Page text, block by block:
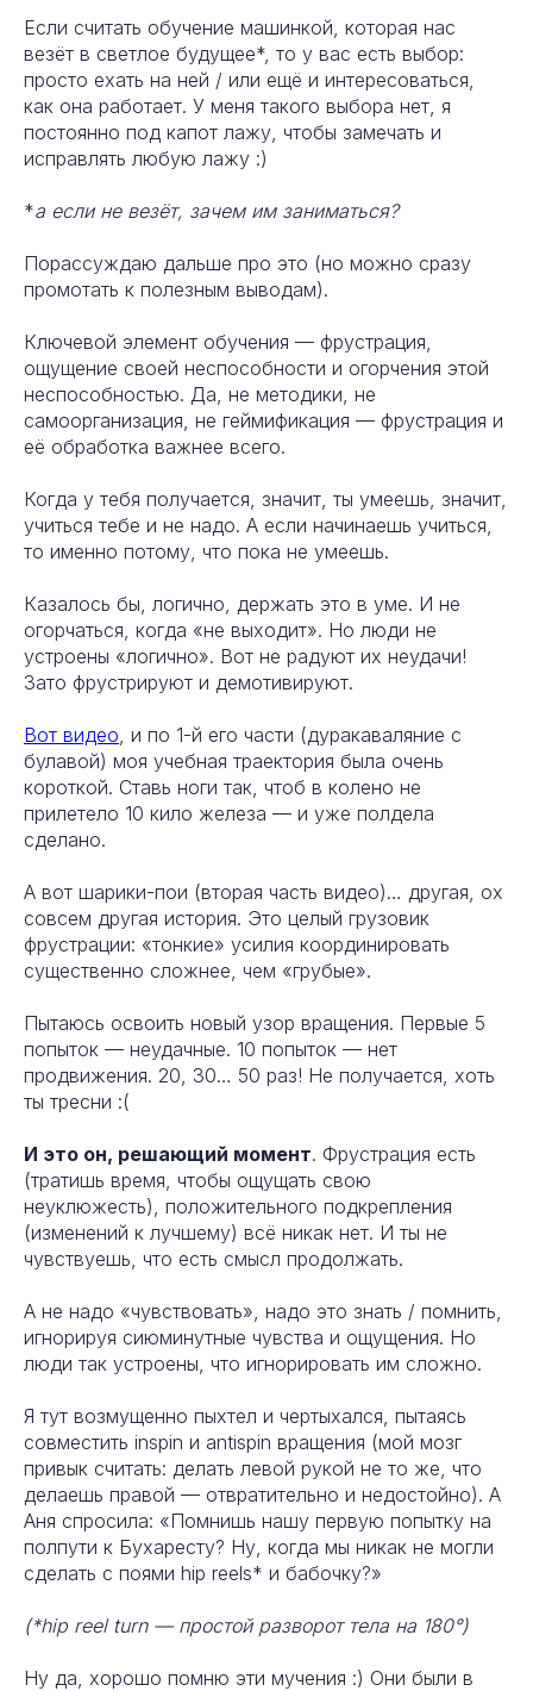
Если считать обучение машинкой, которая нас
везёт в светлое будущее*, то у вас есть выбор:
просто ехать на ней / или ещё и интересоваться,
как она работает. У меня такого выбора нет, я
постоянно под капот лажу, чтобы замечать и
исправлять любую лажу :)
*а если не везёт, зачем им заниматься?
Порассуждаю дальше про это (но можно сразу
промотать к полезным выводам).
Ключевой элемент обучения — фрустрация,
ощущение своей неспособности и огорчения этой
неспособностью. Да, не методики, не
самоорганизация, не геймификация — фрустрация и
её обработка важнее всего.
Когда у тебя получается, значит, ты умеешь, значит,
учиться тебе и не надо. А если начинаешь учиться,
то именно потому, что пока не умеешь.
Казалось бы, логично, держать это в уме. И не
огорчаться, когда «не выходит». Но люди не
устроены «логично». Вот не радуют их неудачи!
Зато фрустрируют и демотивируют.
Вот видео, и по 1-й его части (дуракаваляние с
булавой) моя учебная траектория была очень
короткой. Ставь ноги так, чтоб в колено не
прилетело 10 кило железа — и уже полдела
сделано.
А вот шарики-пои (вторая часть видео)… другая, ох
совсем другая история. Это целый грузовик
фрустрации: «тонкие» усилия координировать
существенно сложнее, чем «грубые».
Пытаюсь освоить новый узор вращения. Первые 5
попыток — неудачные. 10 попыток — нет
продвижения. 20, 30… 50 раз! Не получается, хоть
ты тресни :(
И это он, решающий момент. Фрустрация есть
(тратишь время, чтобы ощущать свою
неуклюжесть), положительного подкрепления
(изменений к лучшему) всё никак нет. И ты не
чувствуешь, что есть смысл продолжать.
А не надо «чувствовать», надо это знать / помнить,
игнорируя сиюминутные чувства и ощущения. Но
люди так устроены, что игнорировать им сложно.
Я тут возмущенно пыхтел и чертыхался, пытаясь
совместить inspin и antispin вращения (мой мозг
привык считать: делать левой рукой не то же, что
делаешь правой — отвратительно и недостойно). А
Аня спросила: «Помнишь нашу первую попытку на
полпути к Бухаресту? Ну, когда мы никак не могли
сделать с поями hip reels* и бабочку?»
(*hip reel turn — простой разворот тела на 180°)
Ну да, хорошо помню эти мучения :) Они были в